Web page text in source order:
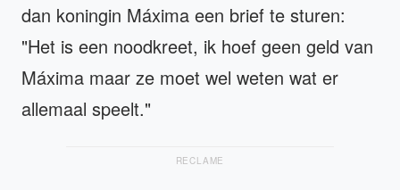
dan koningin Máxima een brief te sturen:
"Het is een noodkreet, ik hoef geen geld van
Máxima maar ze moet wel weten wat er
allemaal speelt."
RECLAME